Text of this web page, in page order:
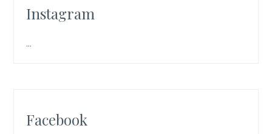
Instagram
…
Facebook